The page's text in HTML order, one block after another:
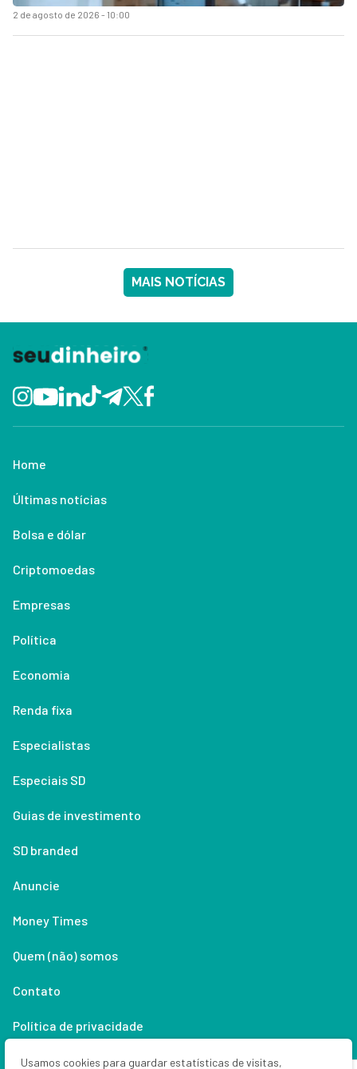
2 de agosto de 2026 - 10:00
MAIS NOTÍCIAS
Home
Últimas notícias
Bolsa e dólar
Criptomoedas
Empresas
Política
Economia
Renda fixa
Especialistas
Especiais SD
Guias de investimento
SD branded
Anuncie
Money Times
Quem (não) somos
Contato
Política de privacidade
Lifestyle
Usamos cookies para guardar estatísticas de visitas,